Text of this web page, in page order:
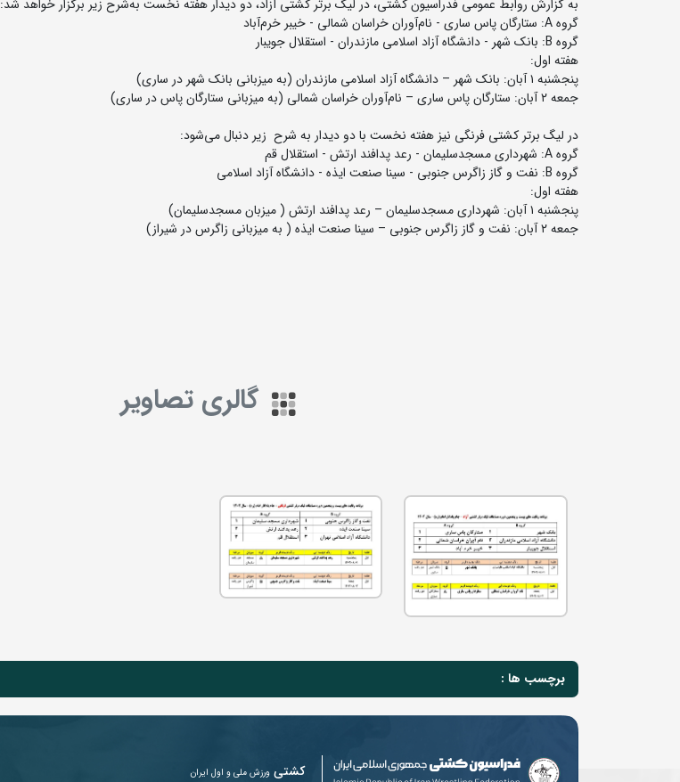
به گزارش روابط عمومی فدراسیون کشتی، در لیگ برتر کشتی آزاد، دو دیدار هفته نخست به‌شرح زیر برگزار خواهد شد:
گروه A: ستارگان پاس ساری - نام‌آوران خراسان شمالی - خیبر خرم‌آباد
گروه B: بانک شهر - دانشگاه آزاد اسلامی مازندران - استقلال جویبار
هفته اول:
پنجشنبه ۱ آبان: بانک شهر – دانشگاه آزاد اسلامی مازندران (به میزبانی بانک شهر در ساری)
جمعه ۲ آبان: ستارگان پاس ساری – نام‌آوران خراسان شمالی (به میزبانی ستارگان پاس در ساری)
در لیگ برتر کشتی فرنگی نیز هفته نخست با دو دیدار به شرح زیر دنبال می‌شود:
گروه A: شهرداری مسجدسلیمان - رعد پدافند ارتش - استقلال قم
گروه B: نفت و گاز زاگرس جنوبی - سینا صنعت ایذه - دانشگاه آزاد اسلامی
هفته اول:
پنجشنبه ۱ آبان: شهرداری مسجدسلیمان – رعد پدافند ارتش ( میزبان مسجدسلیمان)
جمعه ۲ آبان: نفت و گاز زاگرس جنوبی – سینا صنعت ایذه ( به میزبانی زاگرس در شیراز)
گالری تصاویر
برچسب ها :
کشتی ورزش ملی و اول ایران